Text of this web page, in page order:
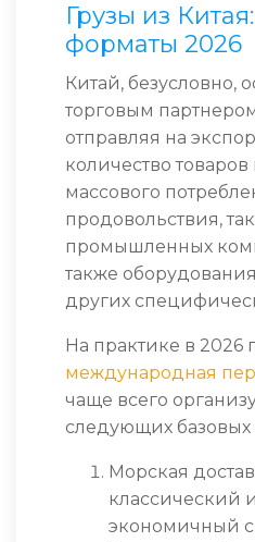
Грузы из
форматы 2026
Китай, безусловно,
торговым
отправляя на
количество
массового
продовольствия,
промышленных
также
других
На практике в 2026
международная
чаще всего
следующих базовых
Морская
классический
экономичный